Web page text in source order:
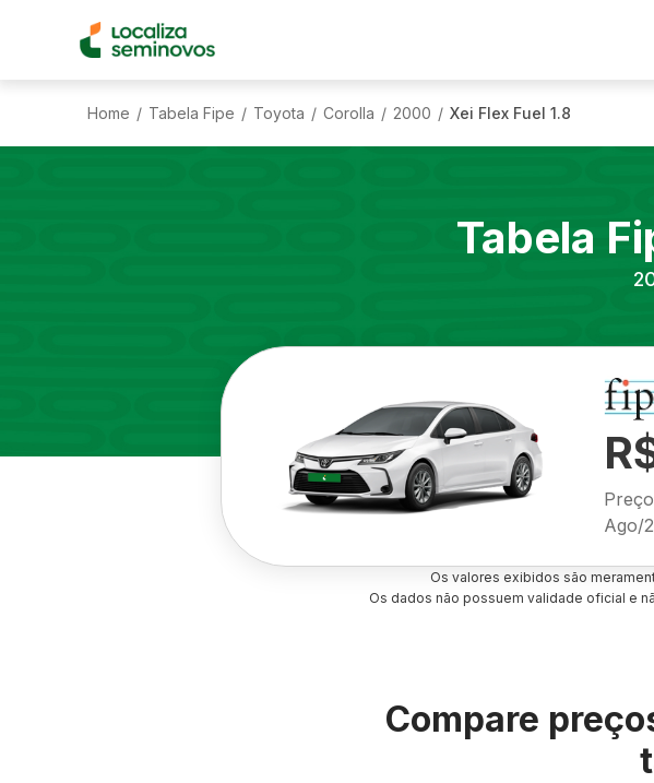
Home / Tabela Fipe / Toyota / Corolla / 2000 / Xei Flex Fuel 1.8
Tabela
Ago/
Os valores exibidos são
Os dados não possuem validade oficial e
Compare